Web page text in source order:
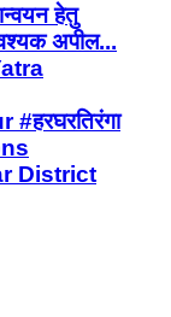
हेतु
अपील...
District